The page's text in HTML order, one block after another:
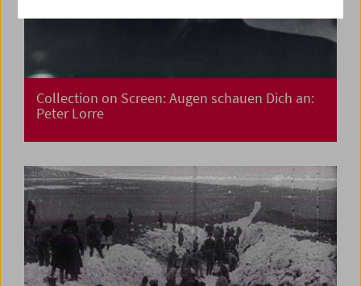
Collection on Screen: Augen schauen Dich an:
Peter Lorre